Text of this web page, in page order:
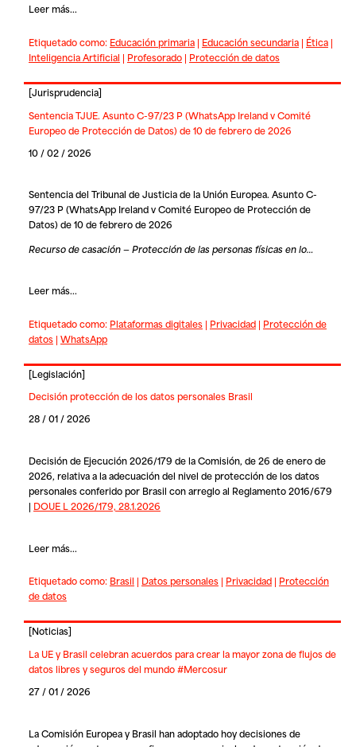
Leer más...
Etiquetado como: Educación primaria| Educación secundaria| Ética|
Inteligencia Artificial | Profesorado| Protección de datos
[Jurisprudencia]
Sentencia TJUE. Asunto C-97/23 P (WhatsApp Ireland v Comité
Europeo de Protección de Datos) de 10 de febrero de 2026
10 / 02 / 2026
Sentencia del Tribunal de Justicia de la Unión Europea. Asunto C-
97/23 P (WhatsApp Ireland v Comité Europeo de Protección de
Datos) de 10 de febrero de 2026
Recurso de casación — Protección de las personas físicas en lo…
Leer más...
Etiquetado como: Plataformas digitales| Privacidad| Protección de
datos| WhatsApp
[Legislación]
Decisión protección de los datos personales Brasil
28 / 01 / 2026
Decisión de Ejecución 2026/179 de la Comisión, de 26 de enero de
2026, relativa a la adecuación del nivel de protección de los datos
personales conferido por Brasil con arreglo al Reglamento 2016/679
| DOUE L 2026/179, 28.1.2026
Leer más...
Etiquetado como: Brasil | Datos personales| Privacidad| Protección
de datos
[Noticias]
La UE y Brasil celebran acuerdos para crear la mayor zona de flujos de
datos libres y seguros del mundo #Mercosur
27 / 01 / 2026
La Comisión Europea y Brasil han adoptado hoy decisiones de